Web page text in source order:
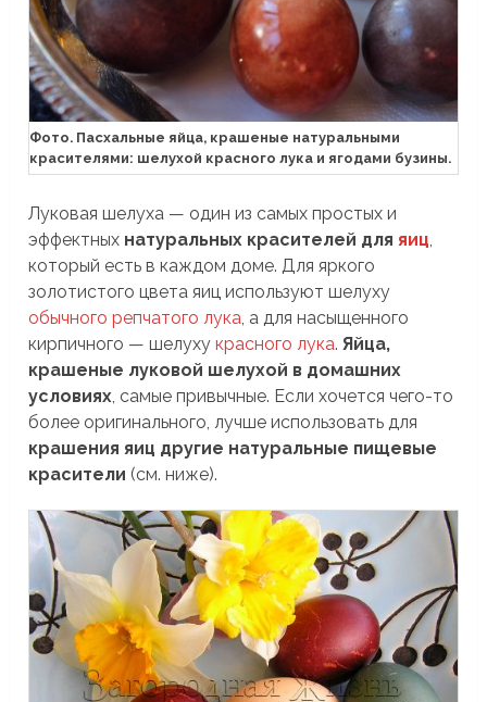
Фото. Пасхальные яйца, крашеные натуральными
красителями: шелухой красного лука и ягодами бузины.
Луковая шелуха — один из самых простых и
эффектных натуральных красителей дляяиц,
который есть в каждом доме. Для яркого
золотистого цвета яиц используют шелуху
обычного репчатого лука, а для насыщенного
кирпичного — шелухукрасного лука.Яйца,
крашеные луковой шелухой в домашних
условиях, самые привычные. Если хочется чего-то
более оригинального, лучше использовать для
крашения яиц другие натуральные пищевые
красители (см. ниже).